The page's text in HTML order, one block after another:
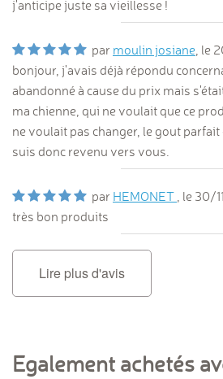
j'anticipe juste sa vieillesse !
par moulin josiane, le
bonjour, j'avais déjà répondu
abandonné à cause du prix mais
ma chienne, qui ne voulait que ce
ne voulait pas changer, le gout
suis donc revenu vers vous.
par HEMONET , le 30/
très bon produits
Lire plus d'avis
Egalement achetés